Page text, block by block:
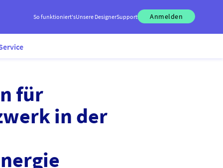
So funktioniert'sUnsere DesignerSupport Anmelden
für
in der